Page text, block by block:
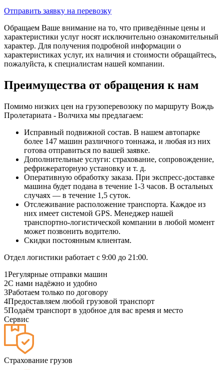
Отправить заявку на перевозку
Обращаем Ваше внимание на то, что приведённые цены и
характеристики услуг носят исключительно ознакомительный
характер. Для получения подробной информации о
характеристиках услуг, их наличия и стоимости обращайтесь,
пожалуйста, к специалистам нашей компании.
Преимущества от обращения к нам
Помимо низких цен на грузоперевозоку по маршруту Вождь
Пролетариата - Волчиха мы предлагаем:
Исправный подвижной состав. В нашем автопарке
более 147 машин различного тоннажа, и любая из них
готова отправиться по вашей заявке.
Дополнительные услуги: страхование, сопровождение,
рефрижераторную установку и т. д.
Оперативную обработку заказа. При экспресс-доставке
машина будет подана в течение 1-3 часов. В остальных
случаях — в течение 1,5 суток.
Отслеживание расположение транспорта. Каждое из
них имеет системой GPS. Менеджер нашей
транспортно-логистической компании в любой момент
может позвонить водителю.
Скидки постоянным клиентам.
Отдел логистики работает с 9:00 до 21:00.
1Регулярные отправки машин
2С нами надёжно и удобно
3Работаем только по договору
4Предоставляем любой грузовой транспорт
5Подаём транспорт в удобное для вас время и место
Сервис
Страхование грузов